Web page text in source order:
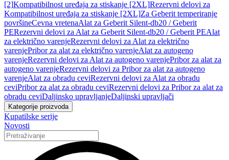
[2]Kompatibilnost uređaja za stiskanje [2XL]Rezervni delovi za
Kompatibilnost uređaja za stiskanje [2XL]Za Geberit temperiranje
površineCevna vretenaAlat za Geberit Silent-db20 / Geberit
PERezervni delovi za Alat za Geberit Silent-db20 / Geberit PEAlat
za električno varenjeRezervni delovi za Alat za električno
varenjePribor za alat za električno varenjeAlat za autogeno
varenjeRezervni delovi za Alat za autogeno varenjePribor za alat za
autogeno varenjeRezervni delovi za Pribor za alat za autogeno
varenjeAlat za obradu ceviRezervni delovi za Alat za obradu
ceviPribor za alat za obradu ceviRezervni delovi za Pribor za alat za
obradu ceviDaljinsko upravljanjeDaljinski upravljači
Kategorije proizvoda
Kupatilske serije
Novosti